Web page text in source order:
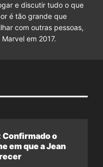
e discutir tudo o que
é tão grande que
com outras pessoas,
em 2017.
o
em que a Jean